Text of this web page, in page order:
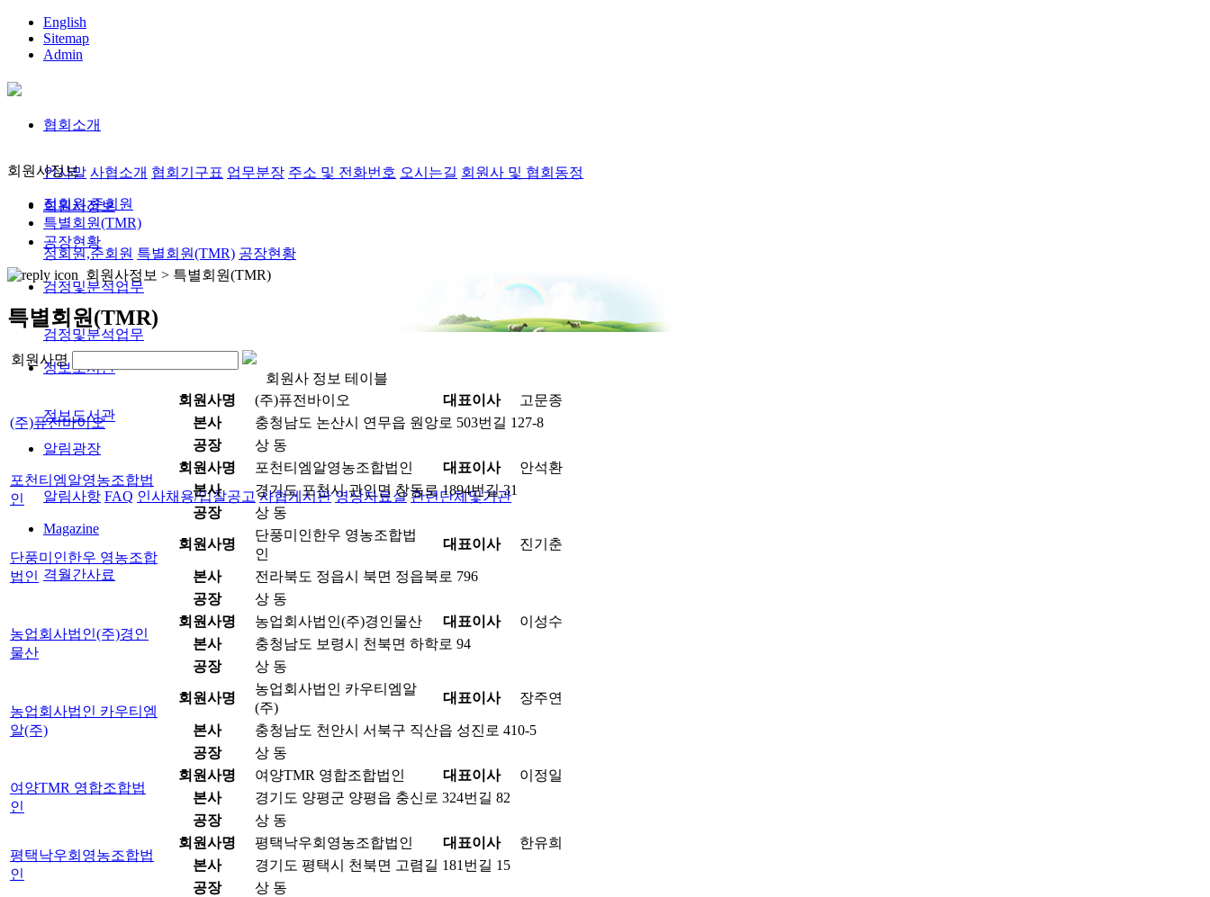
English
Sitemap
Admin
협회소개
인사말 사협소개 협회기구표 업무분장 주소 및 전화번호 오시는길 회원사 및 협회동정
회원사정보
정회원,준회원 특별회원(TMR) 공장현황
검정및분석업무
검정및분석업무
정보도서관
정보도서관
알림광장
알림사항 FAQ 인사채용/입찰공고 사협게시판 영상자료실 관련단체및기관
Magazine
격월간사료
회원사정보
정회원,준회원
특별회원(TMR)
공장현황
회원사정보 > 특별회원(TMR)
특별회원(TMR)
회원사명
회원사 정보 테이블
(주)퓨전바이오
회원사명 (주)퓨전바이오 대표이사
고문종
본사
충청남도 논산시 연무읍 원앙로 503번길 127-8
공장
상 동
포천티엠알영농조합법
인
회원사명 포천티엠알영농조합법인 대표이사
안석환
본사
경기도 포천시 관인면 창동로 1894번길 31
공장
상 동
단풍미인한우 영농조합
법인
회원사명
단풍미인한우 영농조합법
인
대표이사 진기춘
본사
전라북도 정읍시 북면 정읍북로 796
공장
상 동
농업회사법인(주)경인
물산
회원사명 농업회사법인(주)경인물산 대표이사
이성수
본사
충청남도 보령시 천북면 하학로 94
공장
상 동
농업회사법인 카우티엠
알(주)
회원사명
농업회사법인 카우티엠알
(주)
대표이사 장주연
본사
충청남도 천안시 서북구 직산읍 성진로 410-5
공장
상 동
여양TMR 영합조합법
인
회원사명 여양TMR 영합조합법인 대표이사
이정일
본사
경기도 양평군 양평읍 충신로 324번길 82
공장
상 동
평택낙우회영농조합법
인
회원사명 평택낙우회영농조합법인 대표이사
한유희
본사
경기도 평택시 천북면 고렴길 181번길 15
공장
상 동